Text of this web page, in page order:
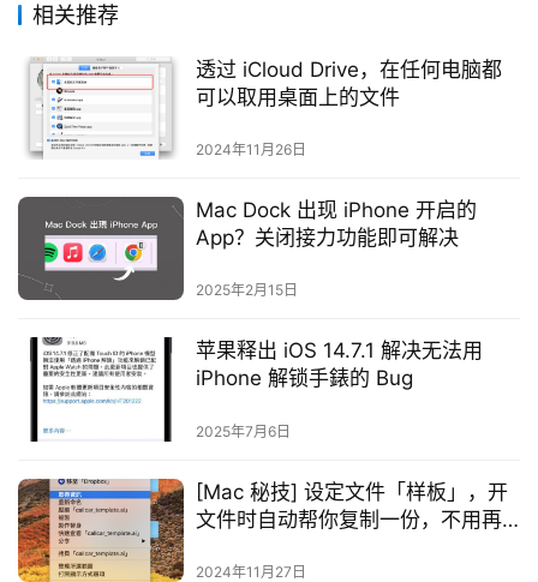
相关推荐
透过 iCloud Drive，在任何电脑都
可以取用桌面上的文件
2024年11月26日
Mac Dock 出现 iPhone 开启的
App？关闭接力功能即可解决
2025年2月15日
苹果释出 iOS 14.7.1 解决无法用
iPhone 解锁手錶的 Bug
2025年7月6日
[Mac 秘技] 设定文件「样板」，开
文件时自动帮你复制一份，不用再
2024年11月27日